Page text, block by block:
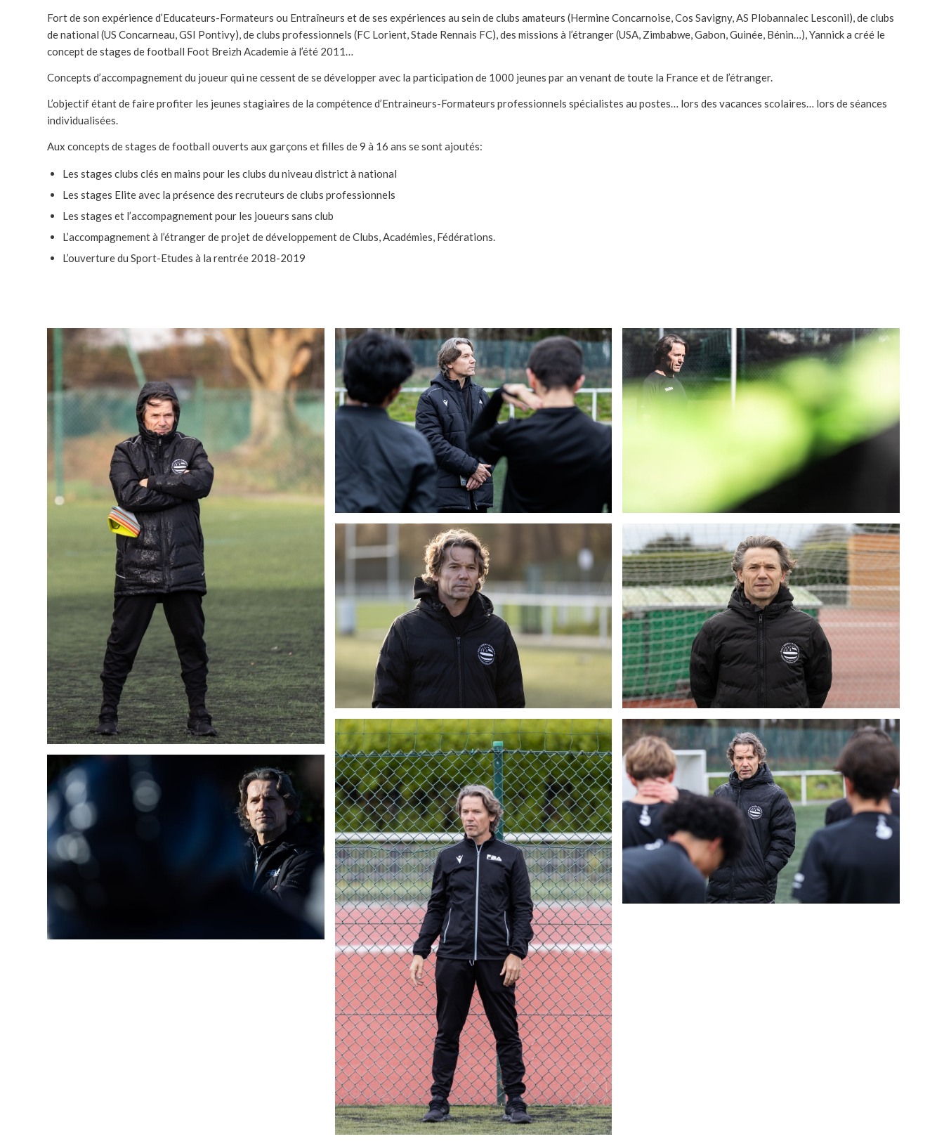
Fort de son expérience d’Educateurs-Formateurs ou Entraîneurs et de ses expériences au sein de clubs amateurs (Hermine Concarnoise, Cos Savigny, AS Plobannalec Lesconil), de clubs
de national (US Concarneau, GSI Pontivy), de clubs professionnels (FC Lorient, Stade Rennais FC), des missions à l’étranger (USA, Zimbabwe, Gabon, Guinée, Bénin…), Yannick a créé le
concept de stages de football Foot Breizh Academie à l’été 2011…
Concepts d’accompagnement du joueur qui ne cessent de se développer avec la participation de 1000 jeunes par an venant de toute la France et de l’étranger.
L’objectif étant de faire profiter les jeunes stagiaires de la compétence d’Entraineurs-Formateurs professionnels spécialistes au postes… lors des vacances scolaires… lors de séances
individualisées.
Aux concepts de stages de football ouverts aux garçons et filles de 9 à 16 ans se sont ajoutés:
Les stages clubs clés en mains pour les clubs du niveau district à national
Les stages Elite avec la présence des recruteurs de clubs professionnels
Les stages et l’accompagnement pour les joueurs sans club
L’accompagnement à l’étranger de projet de développement de Clubs, Académies, Fédérations.
L’ouverture du Sport-Etudes à la rentrée 2018-2019